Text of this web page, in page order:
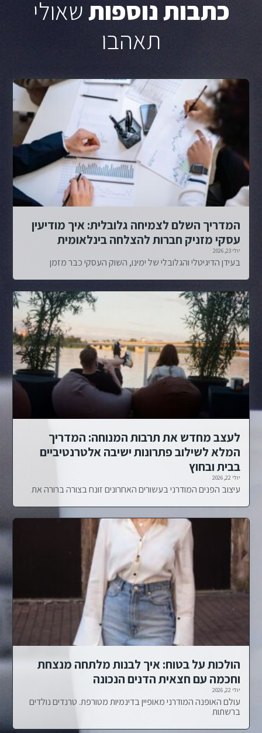
כתבות נוספותשאולי
תאהבו
המדריך השלם לצמיחה גלובלית: איך מודיעין
עסקי מזניק חברות להצלחה בינלאומית
יולי 23, 2026
בעידן הדיגיטלי והגלובלי של ימינו, השוק העסקי כבר מזמן
לעצב מחדש את תרבות המנוחה: המדריך
המלא לשילוב פתרונות ישיבה אלטרנטיביים
בבית ובחוץ
יולי 22, 2026
עיצוב הפנים המודרני בעשורים האחרונים זונח בצורה ברורה את
הולכות על בטוח: איך לבנות מלתחה מנצחת
וחכמה עם חצאית הדנים הנכונה
יולי 22, 2026
עולם האופנה המודרני מאופיין בדינמיות מטורפת. טרנדים נולדים
ברשתות